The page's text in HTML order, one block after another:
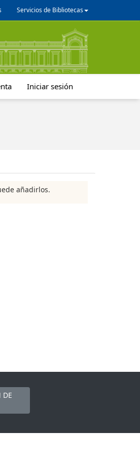
Servicios de Bibliotecas
Iniciar sesión
añadirlos.
DE